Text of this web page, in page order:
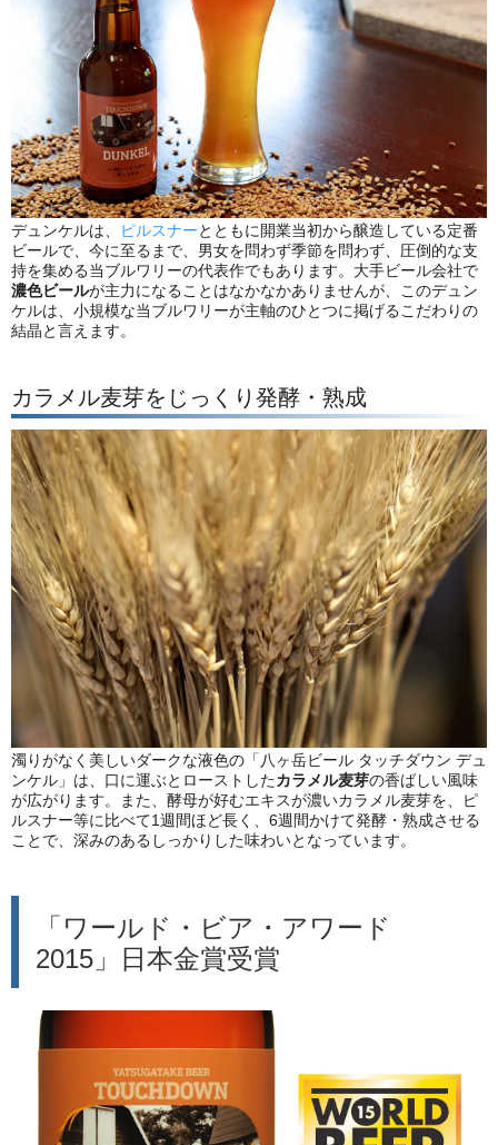
デュンケルは、 ピルスナー とともに開業当初から醸造している定番
ビールで、今に至るまで、男女を問わず季節を問わず、圧倒的な支
持を集める当ブルワリーの代表作でもあります。大手ビール会社で
濃色ビールが主力になることはなかなかありませんが、このデュン
ケルは、小規模な当ブルワリーが主軸のひとつに掲げるこだわりの
結晶と言えます。
カラメル麦芽をじっくり発酵・熟成
濁りがなく美しいダークな液色の「八ヶ岳ビール タッチダウン デュ
ンケル」は、口に運ぶとローストしたカラメル麦芽の香ばしい風味
が広がります。また、酵母が好むエキスが濃いカラメル麦芽を、ピ
ルスナー等に比べて1週間ほど長く、6週間かけて発酵・熟成させる
ことで、深みのあるしっかりした味わいとなっています。
「ワールド・ビア・アワード
2015」日本金賞受賞